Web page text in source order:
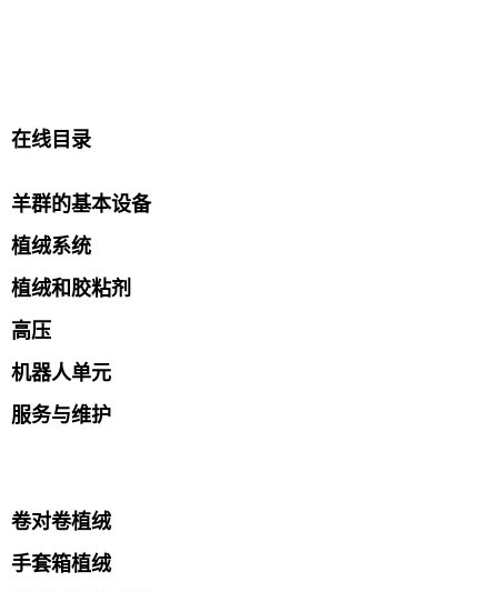
卷对卷植绒
手套箱植绒
在线目录
羊群的基本设备
植绒系统
植绒和胶粘剂
高压
机器人单元
服务与维护